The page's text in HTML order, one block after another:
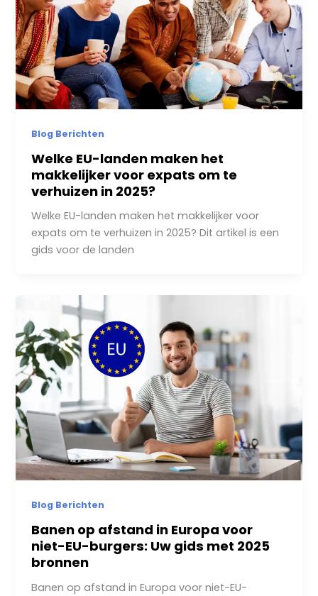
Blog Berichten
Welke EU-landen maken het
makkelijker voor expats om te
verhuizen in 2025?
Welke EU-landen maken het makkelijker voor
expats om te verhuizen in 2025? Dit artikel is een
gids voor de landen
Blog Berichten
Banen op afstand in Europa voor
niet-EU-burgers: Uw gids met 2025
bronnen
Banen op afstand in Europa voor niet-EU-